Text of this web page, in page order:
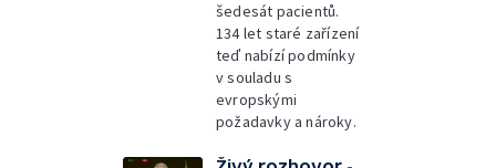
šedesát pacientů.
134 let staré zařízení
teď nabízí podmínky
v souladu s
evropskými
požadavky a nároky.